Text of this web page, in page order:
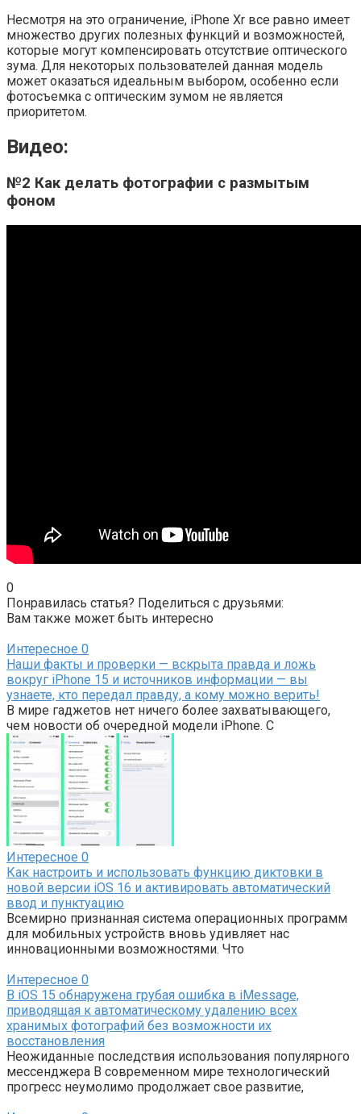
Несмотря на это ограничение, iPhone Xr все равно имеет
множество других полезных функций и возможностей,
которые могут компенсировать отсутствие оптического
зума. Для некоторых пользователей данная модель
может оказаться идеальным выбором, особенно если
фотосъемка с оптическим зумом не является
приоритетом.
Видео:
№2 Как делать фотографии с размытым
фоном
0
Понравилась статья? Поделиться с друзьями:
Вам также может быть интересно
Интересное 0
Наши факты и проверки — вскрыта правда и ложь
вокруг iPhone 15 и источников информации — вы
узнаете, кто передал правду, а кому можно верить!
В мире гаджетов нет ничего более захватывающего,
чем новости об очередной модели iPhone. С
Интересное 0
Как настроить и использовать функцию диктовки в
новой версии iOS 16 и активировать автоматический
ввод и пунктуацию
Всемирно признанная система операционных программ
для мобильных устройств вновь удивляет нас
инновационными возможностями. Что
Интересное 0
В iOS 15 обнаружена грубая ошибка в iMessage,
приводящая к автоматическому удалению всех
хранимых фотографий без возможности их
восстановления
Неожиданные последствия использования популярного
мессенджера В современном мире технологический
прогресс неумолимо продолжает свое развитие,